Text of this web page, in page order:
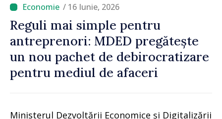
/ 16 Iunie, 2026
Reguli mai simple pentru
antreprenori: MDED pregătește
un nou pachet de debirocratizare
pentru mediul de afaceri
Ministerul Dezvoltării Economice și Digitalizării